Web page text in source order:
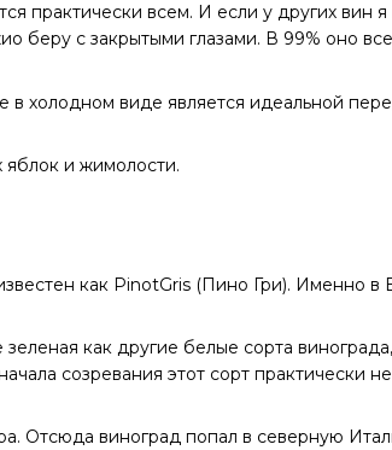
практически всем. И если у других вин я
беру с закрытыми глазами. В 99% оно
в холодном виде является идеальной
яблок и жимолости.
как PinotGris (Пино Гри). Именно в
как другие белые сорта
созревания этот сорт практически
Отсюда виноград попал в северную